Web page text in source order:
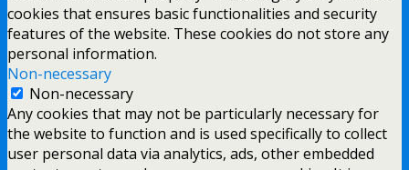
cookies that ensures basic functionalities and security
features of the website. These cookies do not store any
personal information.
Non-necessary
Non-necessary
Any cookies that may not be particularly necessary for
the website to function and is used specifically to collect
user personal data via analytics, ads, other embedded